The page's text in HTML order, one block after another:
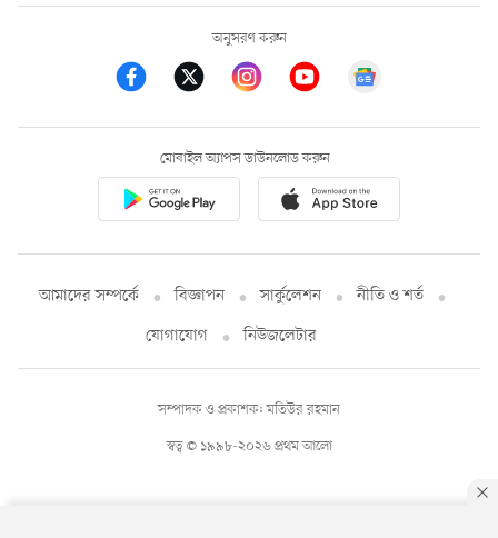
অনুসরণ করুন
মোবাইল অ্যাপস ডাউনলোড করুন
আমাদের সম্পর্কে বিজ্ঞাপন সার্কুলেশন
নীতি ও শর্ত
যোগাযোগ
নিউজলেটার
স্বত্ব © ১৯৯৮-২০২৬ প্রথম আলো
সম্পাদক ও প্রকাশক: মতিউর রহমান